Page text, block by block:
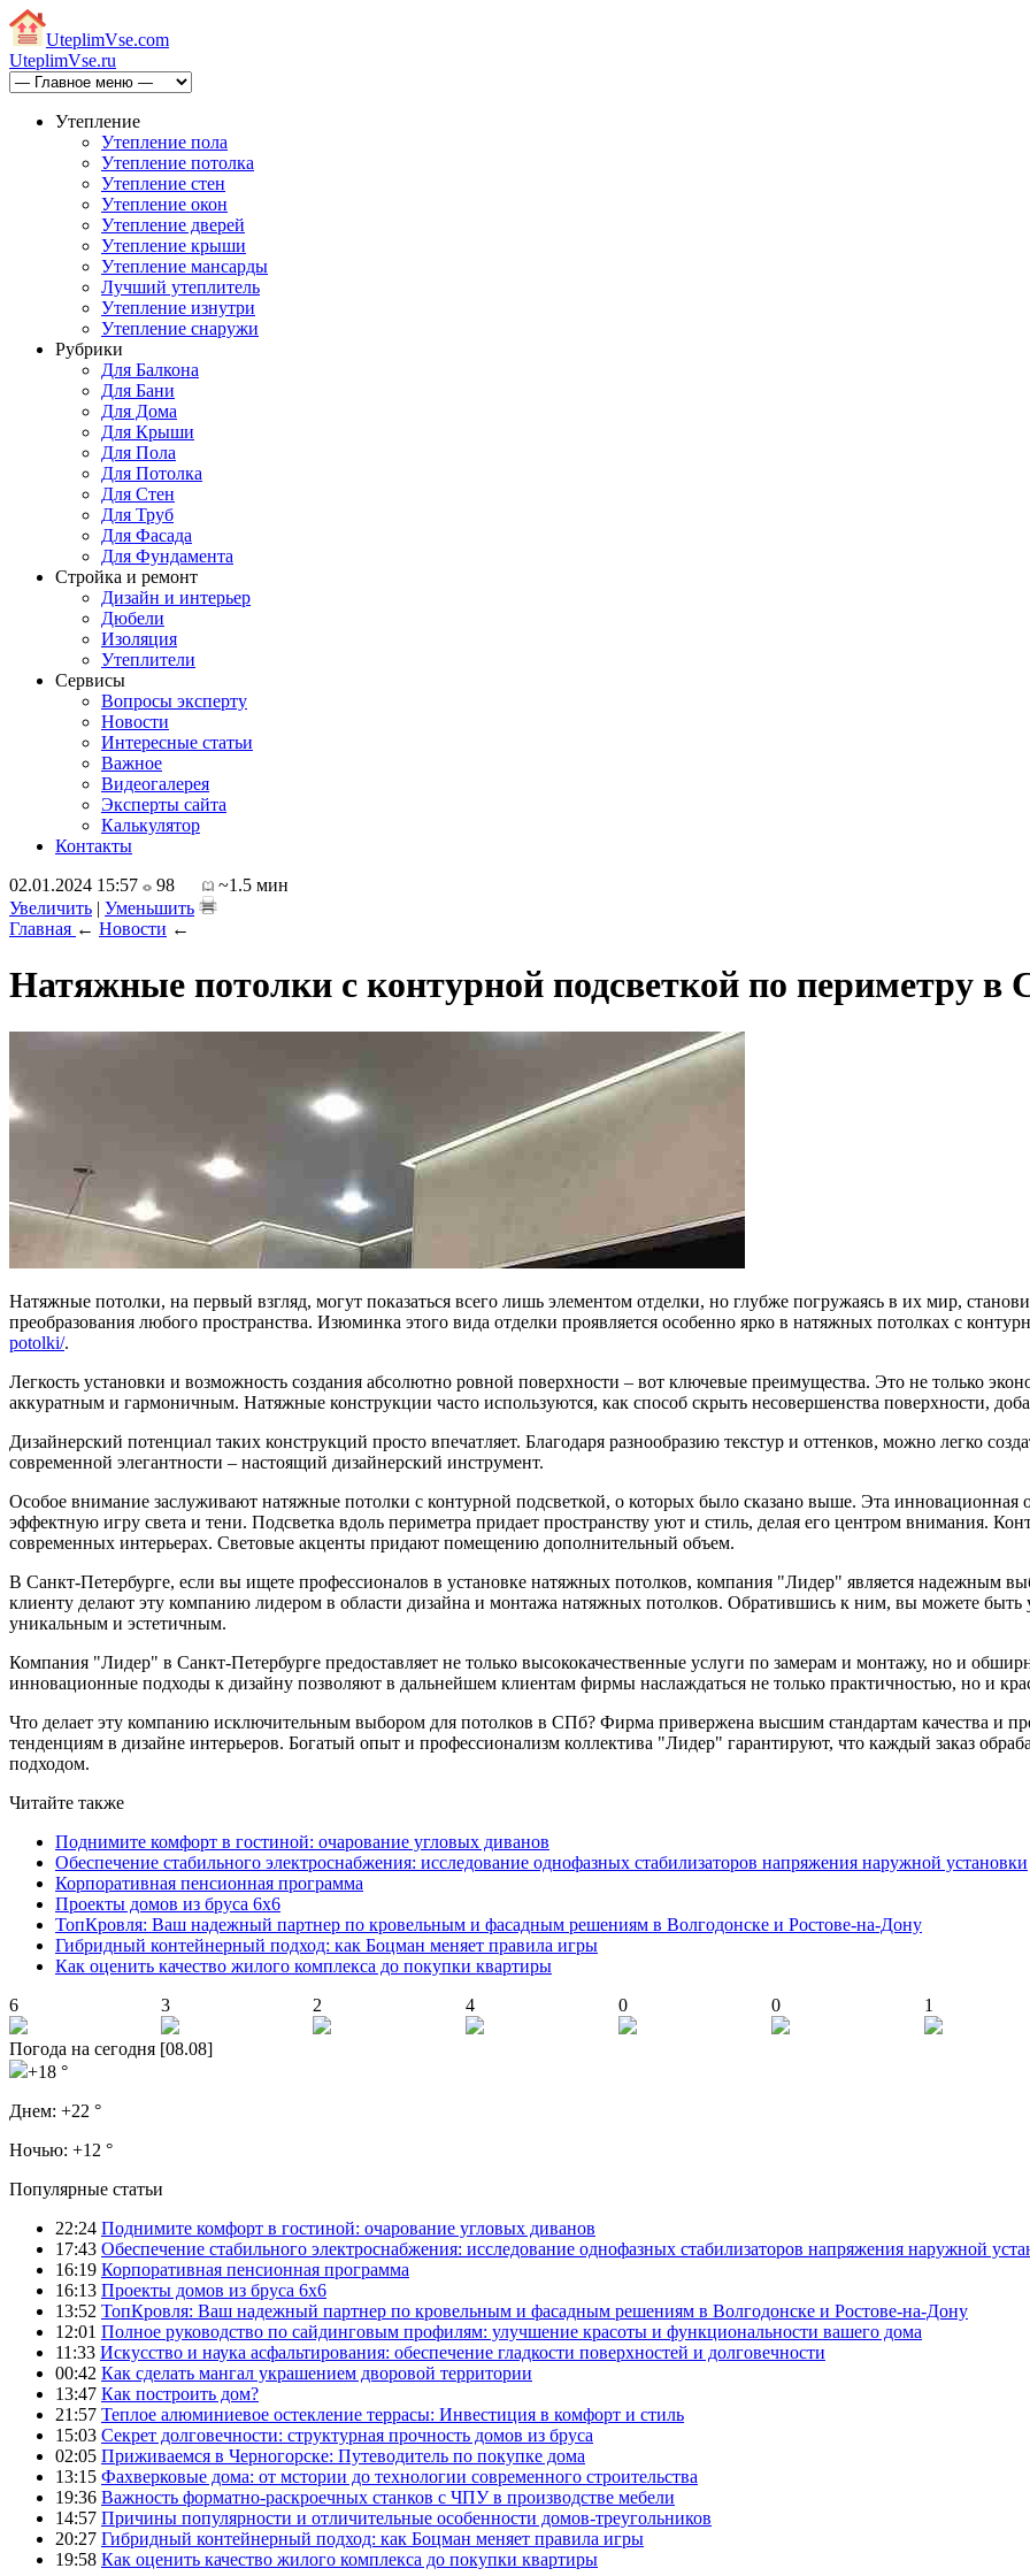
UteplimVse.com
UteplimVse.ru
Утепление
Утепление пола
Утепление потолка
Утепление стен
Утепление окон
Утепление дверей
Утепление крыши
Утепление мансарды
Лучший утеплитель
Утепление изнутри
Утепление снаружи
Рубрики
Для Балкона
Для Бани
Для Дома
Для Крыши
Для Пола
Для Потолка
Для Стен
Для Труб
Для Фасада
Для Фундамента
Стройка и ремонт
Дизайн и интерьер
Дюбели
Изоляция
Утеплители
Сервисы
Вопросы эксперту
Новости
Интересные статьи
Важное
Видеогалерея
Эксперты сайта
Калькулятор
Контакты
02.01.2024 15:57
98
~1.5 мин
Увеличить | Уменьшить
Главная ← Новости ←
Натяжные потолки с контурной подсветкой по периметру в
Натяжные потолки, на первый взгляд, могут показаться всего лишь элементом отделки, но глубже погружаясь в их мир,
преобразования любого пространства. Изюминка этого вида отделки проявляется особенно ярко в натяжных потолках с
potolki/.
Легкость установки и возможность создания абсолютно ровной поверхности – вот ключевые преимущества. Это не только
аккуратным и гармоничным. Натяжные конструкции часто используются, как способ скрыть несовершенства поверхности,
Дизайнерский потенциал таких конструкций просто впечатляет. Благодаря разнообразию текстур и оттенков, можно легко
современной элегантности – настоящий дизайнерский инструмент.
Особое внимание заслуживают натяжные потолки с контурной подсветкой, о которых было сказано выше. Эта инновационная
эффектную игру света и тени. Подсветка вдоль периметра придает пространству уют и стиль, делая его центром внимания.
современных интерьерах. Световые акценты придают помещению дополнительный объем.
В Санкт-Петербурге, если вы ищете профессионалов в установке натяжных потолков, компания "Лидер" является надежным
клиенту делают эту компанию лидером в области дизайна и монтажа натяжных потолков. Обратившись к ним, вы можете быть
уникальным и эстетичным.
Компания "Лидер" в Санкт-Петербурге предоставляет не только высококачественные услуги по замерам и монтажу, но и
инновационные подходы к дизайну позволяют в дальнейшем клиентам фирмы наслаждаться не только практичностью, но и
Что делает эту компанию исключительным выбором для потолков в СПб? Фирма привержена высшим стандартам качества и
тенденциям в дизайне интерьеров. Богатый опыт и профессионализм коллектива "Лидер" гарантируют, что каждый заказ
подходом.
Читайте также
Поднимите комфорт в гостиной: очарование угловых диванов
Обеспечение стабильного электроснабжения: исследование однофазных стабилизаторов напряжения наружной установки
Корпоративная пенсионная программа
Проекты домов из бруса 6х6
ТопКровля: Ваш надежный партнер по кровельным и фасадным решениям в Волгодонске и Ростове-на-Дону
Гибридный контейнерный подход: как Боцман меняет правила игры
Как оценить качество жилого комплекса до покупки квартиры
6
3 2 4 0 0 1
Погода на сегодня [08.08]
+18 °
Днем: +22 °
Ночью: +12 °
Популярные статьи
22:24 Поднимите комфорт в гостиной: очарование угловых диванов
17:43 Обеспечение стабильного электроснабжения: исследование однофазных стабилизаторов напряжения наружной
16:19 Корпоративная пенсионная программа
16:13 Проекты домов из бруса 6х6
13:52 ТопКровля: Ваш надежный партнер по кровельным и фасадным решениям в Волгодонске и Ростове-на-Дону
12:01 Полное руководство по сайдинговым профилям: улучшение красоты и функциональности вашего дома
11:33 Искусство и наука асфальтирования: обеспечение гладкости поверхностей и долговечности
00:42 Как сделать мангал украшением дворовой территории
13:47 Как построить дом?
21:57 Теплое алюминиевое остекление террасы: Инвестиция в комфорт и стиль
15:03 Секрет долговечности: структурная прочность домов из бруса
02:05 Приживаемся в Черногорске: Путеводитель по покупке дома
13:15 Фахверковые дома: от мстории до технологии современного строительства
19:36 Важность форматно-раскроечных станков с ЧПУ в производстве мебели
14:57 Причины популярности и отличительные особенности домов-треугольников
20:27 Гибридный контейнерный подход: как Боцман меняет правила игры
19:58 Как оценить качество жилого комплекса до покупки квартиры